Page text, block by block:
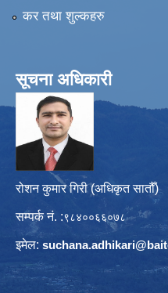
कर तथा शुल्कहरु
सूचना अधिकारी
रोशन कुमार गिरी (अधिकृत सातौँ)
सम्पर्क नं. :९८४००६६०७८
इमेल: suchana.adhikari@